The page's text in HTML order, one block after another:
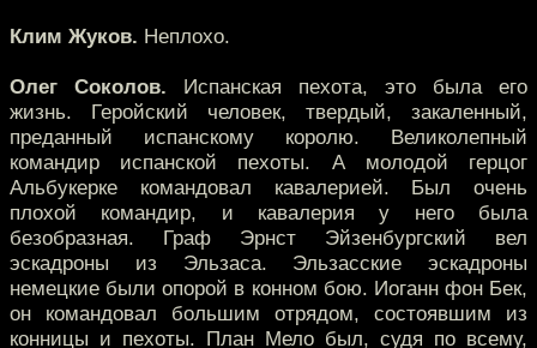
Клим Жуков. Неплохо.
Олег Соколов. Испанская пехота, это была его
жизнь. Геройский человек, твердый, закаленный,
преданный испанскому королю. Великолепный
командир испанской пехоты. А молодой герцог
Альбукерке командовал кавалерией. Был очень
плохой командир, и кавалерия у него была
безобразная. Граф Эрнст Эйзенбургский вел
эскадроны из Эльзаса. Эльзасские эскадроны
немецкие были опорой в конном бою. Иоганн фон Бек,
он командовал большим отрядом, состоявшим из
конницы и пехоты. План Мело был, судя по всему,